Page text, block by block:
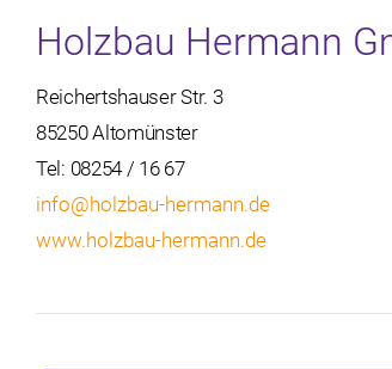
Holzbau Hermann
Reichertshauser Str. 3
85250 Altomünster
Tel: 08254 / 16 67
info@holzbau-hermann.de
www.holzbau-hermann.de